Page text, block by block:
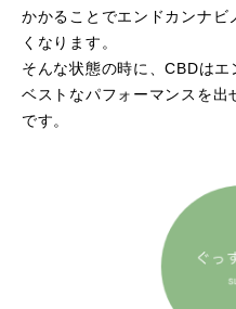
かかることでエンドカンナビ
くなります。
そんな状態の時に、CBDは
ベストなパフォーマンスを
です。